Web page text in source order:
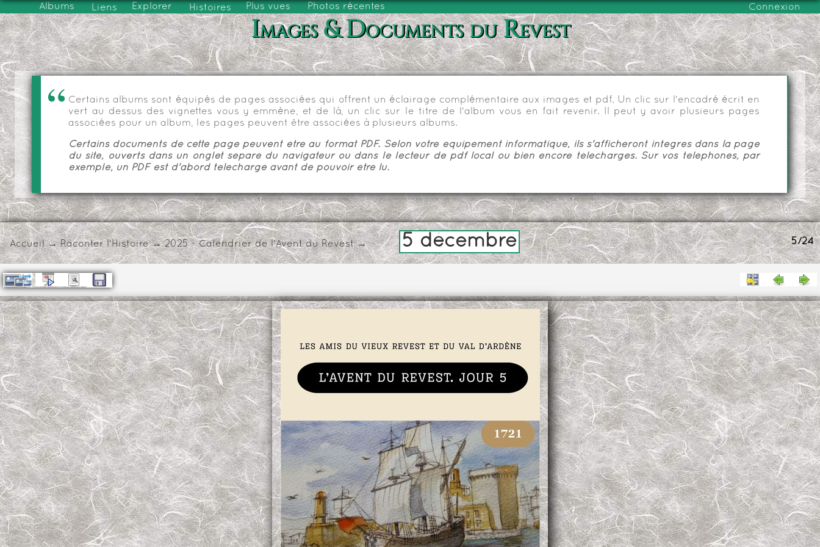
Albums Liens Explorer Histoires Plus vues Photos récentes Connexion
Images & Documents du Revest
Certains albums sont équipés de pages associées qui offrent un éclairage complémentaire aux images et pdf. Un clic sur l'encadré écrit en
vert au dessus des vignettes vous y emmène, et de là, un clic sur le titre de l'album vous en fait revenir. Il peut y avoir plusieurs pages
associées pour un album, les pages peuvent être associées à plusieurs albums.
Certains documents de cette page peuvent être au format PDF. Selon votre équipement informatique, ils s'afficheront intégrés dans la page
du site, ouverts dans un onglet séparé du navigateur ou dans le lecteur de pdf local ou bien encore téléchargés. Sur vos téléphones, par
exemple, un PDF est d'abord téléchargé avant de pouvoir être lu.
5/24
Accueil→Raconter l'Histoire→2025 - Calendrier de l'Avent du Revest→ 5 décembre